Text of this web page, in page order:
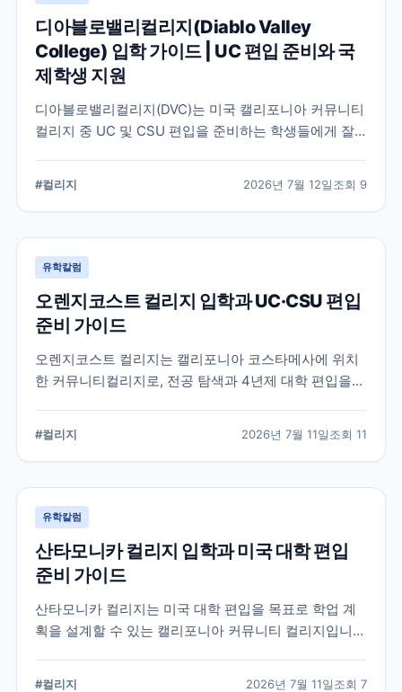
디아블로밸리컬리지(Diablo Valley
College) 입학 가이드 | UC 편입 준비와 국
제학생 지원
디아블로밸리컬리지(DVC)는 미국 캘리포니아 커뮤니티
컬리지 중 UC 및 CSU 편입을 준비하는 학생들에게 잘
정리했습니다.
#컬리지 2026년 7월 12일조회 9
유학칼럼
오렌지코스트 컬리지 입학과 UC·CSU 편입
준비 가이드
오렌지코스트 컬리지는 캘리포니아 코스타메사에 위치
한 커뮤니티컬리지로, 전공 탐색과 4년제 대학 편입을
#컬리지 2026년 7월 11일조회 11
유학칼럼
산타모니카 컬리지 입학과 미국 대학 편입
준비 가이드
산타모니카 컬리지는 미국 대학 편입을 목표로 학업 계
획을 설계할 수 있는 캘리포니아 커뮤니티 컬리지입니
#컬리지 2026년 7월 11일조회 7